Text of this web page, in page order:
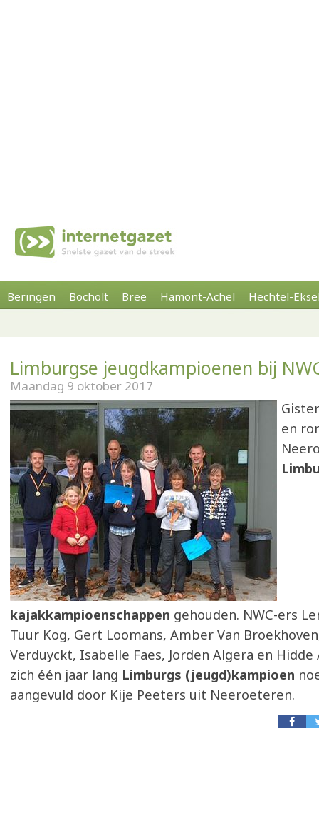
Beringen Bocholt Bree Hamont-Achel Hechtel-
Limburgse jeugdkampioenen bij
Maandag 9 oktober 2017
en
kajakkampioenschappen gehouden. NWC-ers
Tuur Kog, Gert Loomans, Amber Van
Verduyckt, Isabelle Faes, Jorden Algera en
zich één jaar lang Limburgs (jeugd)kampioen
aangevuld door Kije Peeters uit Neeroeteren.